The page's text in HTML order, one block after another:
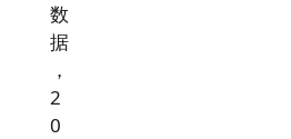
数
据
，
2
0